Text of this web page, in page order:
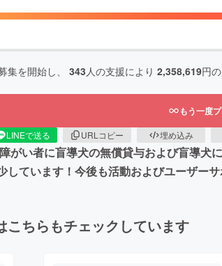
集を開始し、 343 人の支援により 2,358,619円
もう一度
LINEで送る URLコピー 埋め込み
がい者に盲導犬の無償貸与および盲導犬
しています！今後も活動およびユーザー
こちらもチェックしています